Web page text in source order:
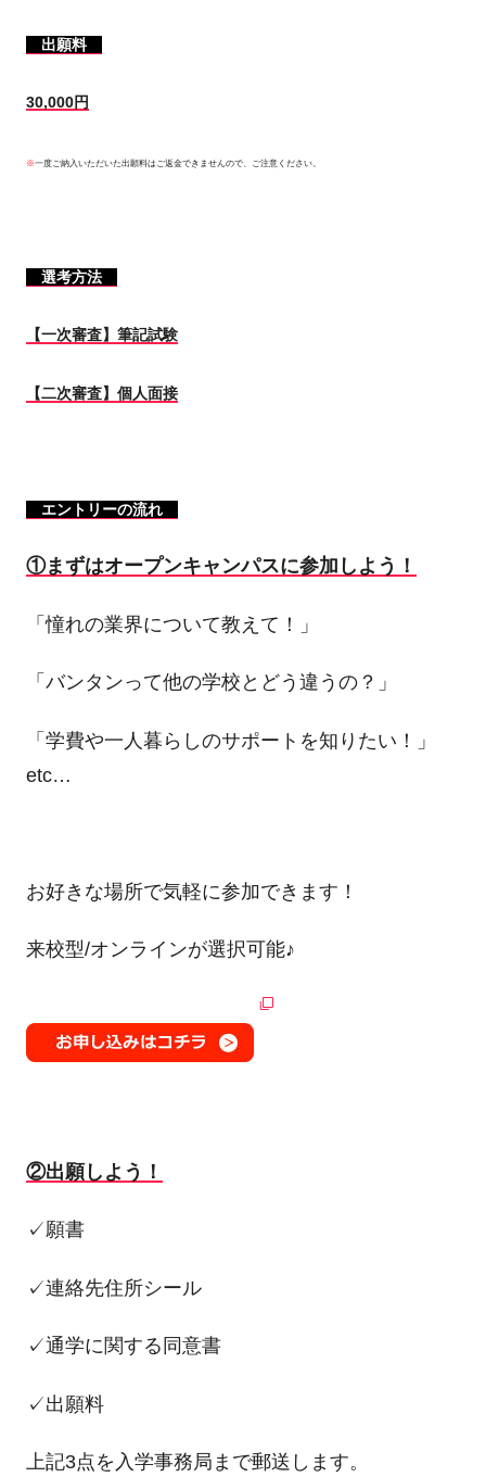
出願料
30,000円
※一度ご納入いただいた出願料はご返金できませんので、ご注意ください。
選考方法
【一次審査】筆記試験
【二次審査】個人面接
エントリーの流れ
①まずはオープンキャンパスに参加しよう！
「憧れの業界について教えて！」
「バンタンって他の学校とどう違うの？」
「学費や一人暮らしのサポートを知りたい！」
etc…
お好きな場所で気軽に参加できます！
来校型/オンラインが選択可能♪
②出願しよう！
✓願書
✓連絡先住所シール
✓通学に関する同意書
✓出願料
上記3点を入学事務局まで郵送します。